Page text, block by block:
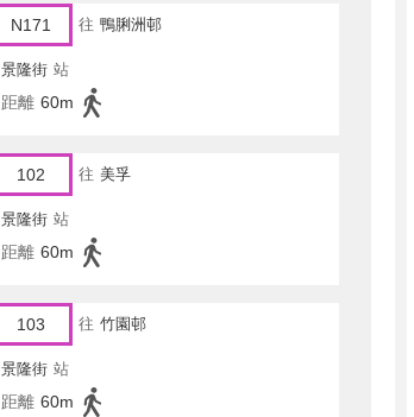
N171 往 鴨脷洲邨
景隆街 站
距離 60m
102 往 美孚
景隆街 站
距離 60m
103 往 竹園邨
景隆街 站
距離 60m